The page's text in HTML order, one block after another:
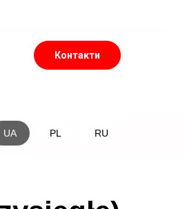
Контакти
UA PL RU